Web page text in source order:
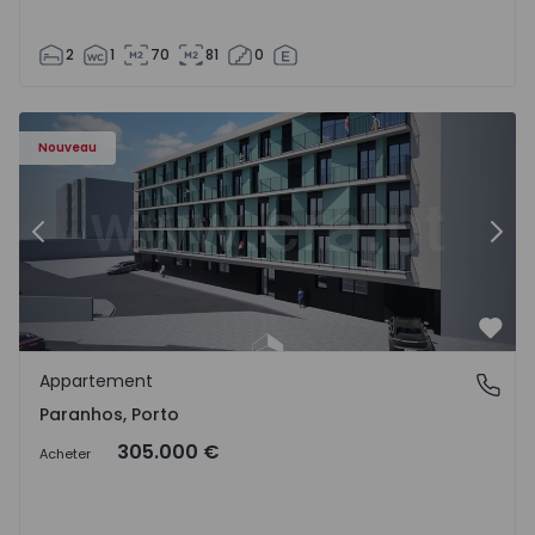
2 1 70 81 0
Nouveau
Appartement T1 Porto, Paranhos - 1575706 - 8
Précédent
Paranhos, Porto
Appartement
Paranhos, Porto
Acheter 305.000 €